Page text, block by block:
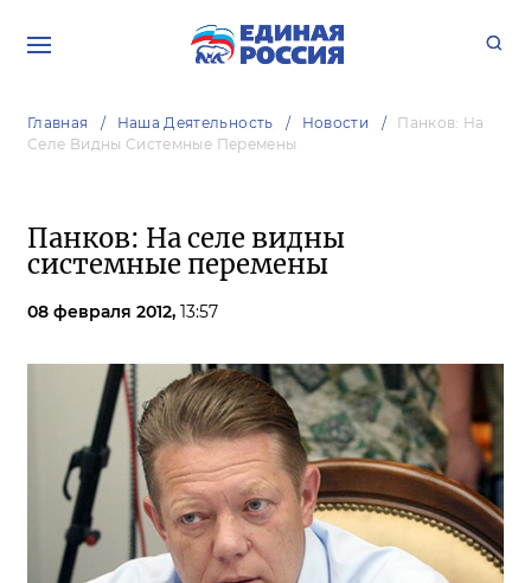
Главная Наша Деятельность Новости
Панков: На
Селе Видны Системные Перемены
Панков: На селе видны
системные перемены
08 февраля 2012, 13:57